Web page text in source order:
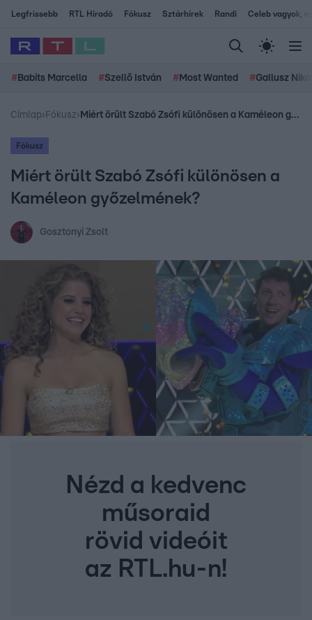
Legfrissebb RTL Híradó Fókusz Sztárhírek Randi Celeb vagyok,
# Babits Marcella #Szellő István # Most Wanted #Gallusz
Címlap› Fókusz› Miért örült Szabó Zsófi különösen a Kaméleon győzelmének?
Fókusz
Miért örült Szabó Zsófi különösen a
Kaméleon győzelmének?
Gosztonyi Zsolt
Nézd a kedvenc
műsoraid
rövid videóit
az RTL.hu-n!